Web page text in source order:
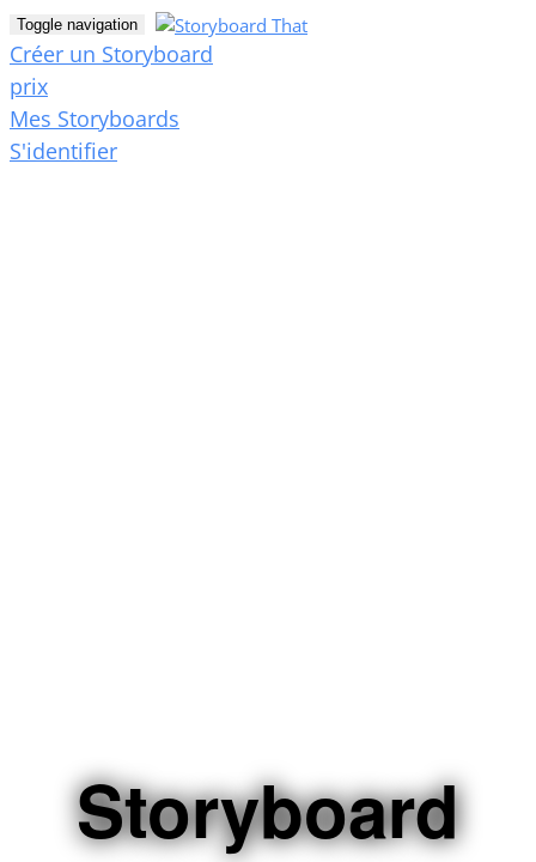
Toggle navigation
Créer un Storyboard
prix
Mes Storyboards
S'identifier
Storyboard